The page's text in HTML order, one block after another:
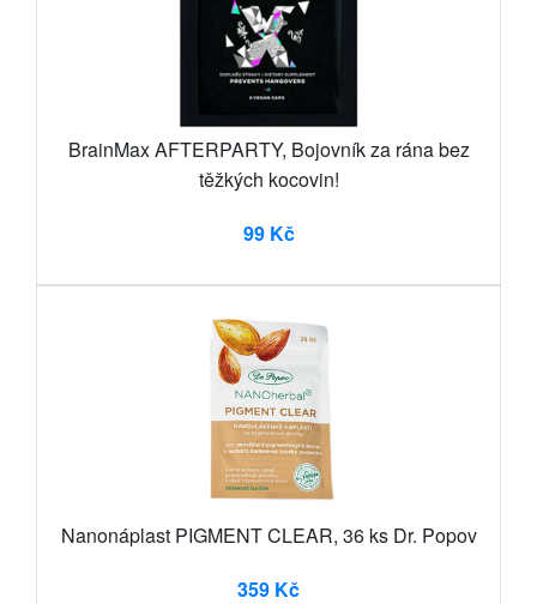
BrainMax AFTERPARTY, Bojovník za rána bez
těžkých kocovin!
99 Kč
Nanonáplast PIGMENT CLEAR, 36 ks Dr. Popov
359 Kč